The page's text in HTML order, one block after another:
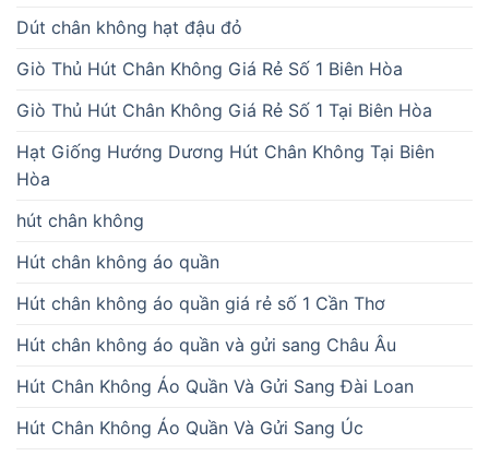
Dút chân không hạt đậu đỏ
Giò Thủ Hút Chân Không Giá Rẻ Số 1 Biên Hòa
Giò Thủ Hút Chân Không Giá Rẻ Số 1 Tại Biên Hòa
Hạt Giống Hướng Dương Hút Chân Không Tại Biên
Hòa
hút chân không
Hút chân không áo quần
Hút chân không áo quần giá rẻ số 1 Cần Thơ
Hút chân không áo quần và gửi sang Châu Âu
Hút Chân Không Áo Quần Và Gửi Sang Đài Loan
Hút Chân Không Áo Quần Và Gửi Sang Úc